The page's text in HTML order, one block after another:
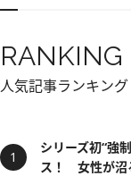
RANKING
人気記事ランキング
シリーズ初“強
ス！ 女性が沼